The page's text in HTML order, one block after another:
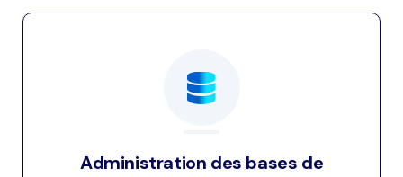
Administration des bases de